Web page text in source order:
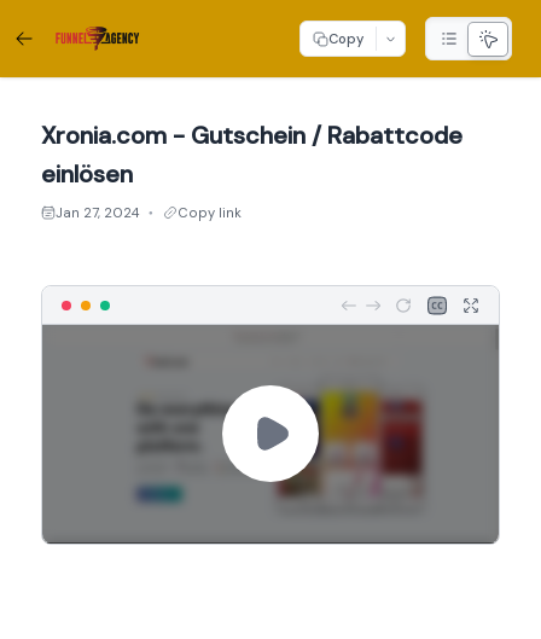
Copy
Xronia.com - Gutschein / Rabattcode
einlösen
Jan 27, 2024 ● Copy link